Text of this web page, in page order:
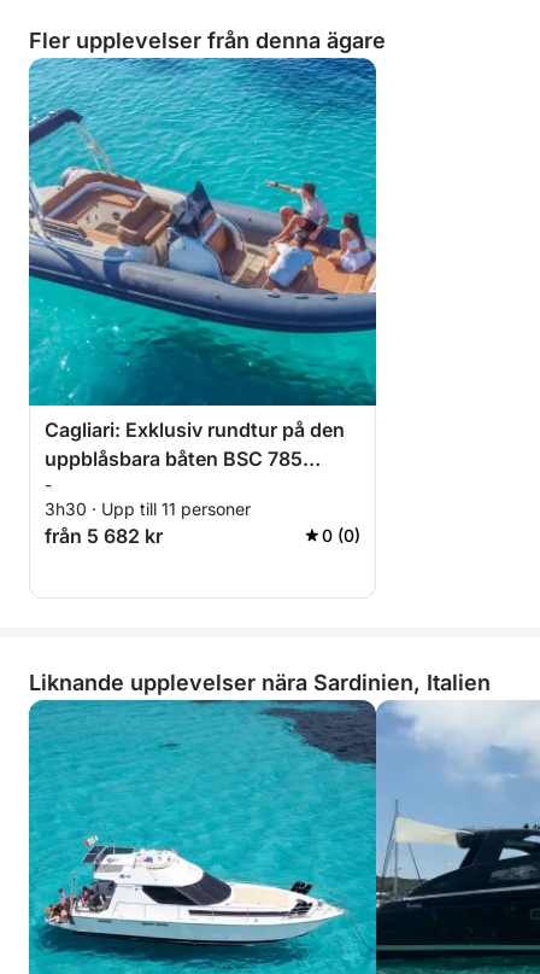
Fler upplevelser från denna ägare
Cagliari: Exklusiv rundtur på den
uppblåsbara båten BSC 785
Elegance
-
3h30 · Upp till 11 personer
från 5 682 kr 0 (0)
Liknande upplevelser nära Sardinien, Italien